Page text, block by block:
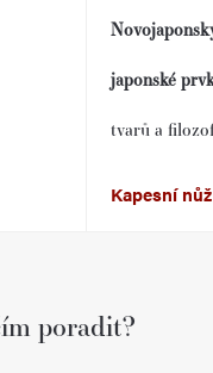
japonské
tvarů a
Kapesní
poradit?